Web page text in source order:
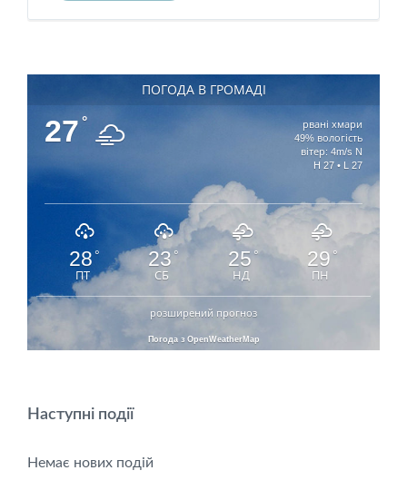
ПОГОДА В ГРОМАДІ
27 °
рвані хмари
49% вологість
вітер: 4m/s N
H 27 • L 27
28 °
ПТ
23°
СБ
25 °
НД
29 °
ПН
розширений прогноз
Погода з OpenWeatherMap
Наступні події
Немає нових подій